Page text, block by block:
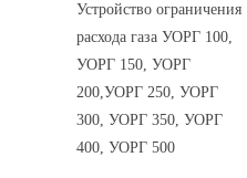
Устройство ограничения
расхода газа УОРГ 100,
УОРГ 150, УОРГ
200,УОРГ 250, УОРГ
300, УОРГ 350, УОРГ
400, УОРГ 500